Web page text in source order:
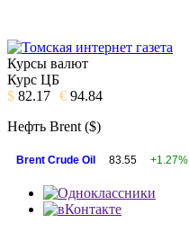
Курсы валют
Курс ЦБ
$ 82.17 € 94.84
Нефть Brent ($)
Brent Crude Oil 83.55 +1.27%